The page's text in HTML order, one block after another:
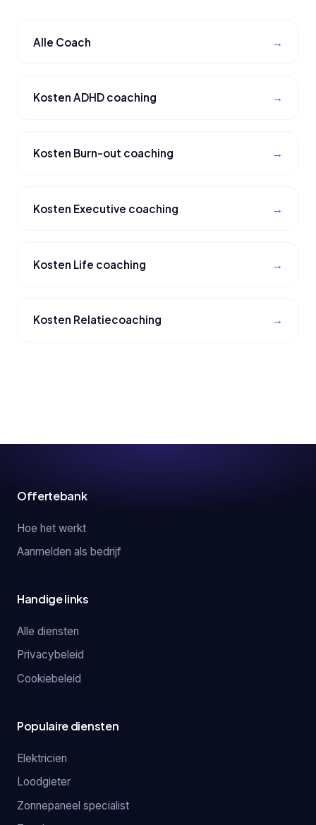
Alle Coach
Kosten ADHD coaching
Kosten Burn-out coaching
Kosten Executive coaching
Kosten Life coaching
Kosten Relatiecoaching
Offertebank
Hoe het werkt
Aanmelden als bedrijf
Handige links
Alle diensten
Privacybeleid
Cookiebeleid
Populaire diensten
Elektricien
Loodgieter
Zonnepaneel specialist